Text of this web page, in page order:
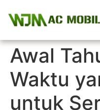
Awal
Waktu
untuk